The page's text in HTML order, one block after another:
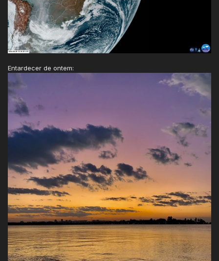
Entardecer de ontem: